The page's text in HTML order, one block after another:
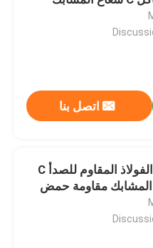
اتصل بنا
التخصيص الفولاذ المقاوم للصدأ C
المشابك مقاومة حمض